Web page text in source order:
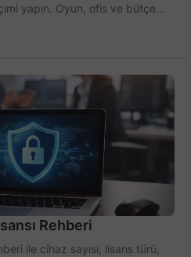
yapın. Oyun, ofis ve bütçe
Rehberi
ile cihaz sayısı, lisans türü,